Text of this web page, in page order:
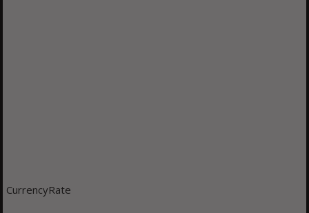
CurrencyRate